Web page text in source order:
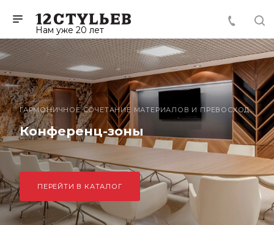
Нам уже 20 лет
ГАРМОНИЧНОЕ СОЧЕТАНИЕ МАТЕРИАЛОВ И ПРЕВОСХОДНОГО ДИЗАЙНА